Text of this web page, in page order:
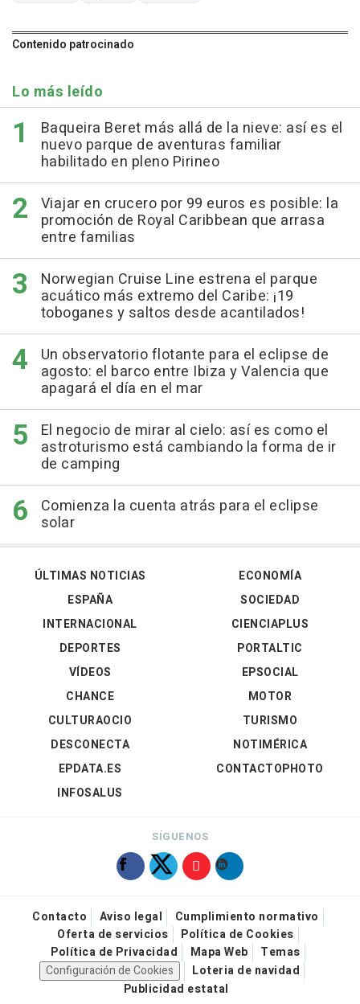
Contenido patrocinado
Lo más leído
Baqueira Beret más allá de la nieve: así es el
nuevo parque de aventuras familiar
habilitado en pleno Pirineo
Viajar en crucero por 99 euros es posible: la
promoción de Royal Caribbean que arrasa
entre familias
Norwegian Cruise Line estrena el parque
acuático más extremo del Caribe: ¡19
toboganes y saltos desde acantilados!
Un observatorio flotante para el eclipse de
agosto: el barco entre Ibiza y Valencia que
apagará el día en el mar
El negocio de mirar al cielo: así es como el
astroturismo está cambiando la forma de ir
de camping
Comienza la cuenta atrás para el eclipse
solar
ÚLTIMAS NOTICIAS
ESPAÑA
INTERNACIONAL
DEPORTES
VÍDEOS
ECONOMÍA
SOCIEDAD
CIENCIAPLUS
PORTALTIC
EPSOCIAL
CHANCE
CULTURAOCIO
DESCONECTA
EPDATA.ES
INFOSALUS
MOTOR
TURISMO
NOTIMÉRICA
CONTACTOPHOTO
SÍGUENOS
Contacto Aviso legal
Cumplimiento normativo
Oferta de servicios
Política de Cookies
Política de Privacidad
Mapa Web
Temas
Configuración de Cookies
Loteria de navidad
Publicidad estatal